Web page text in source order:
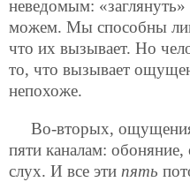
неведомым:
можем. Мы способны
что их вызывает. Но
то, что вызывает
непохоже.
Во-вторых,
пяти каналам: обоняние,
слух. И все эти пять